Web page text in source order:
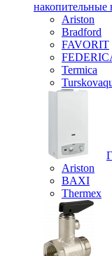
накопительные
Ariston
Bradford
FAVORIT
Termica
Ariston
BAXI
Thermex